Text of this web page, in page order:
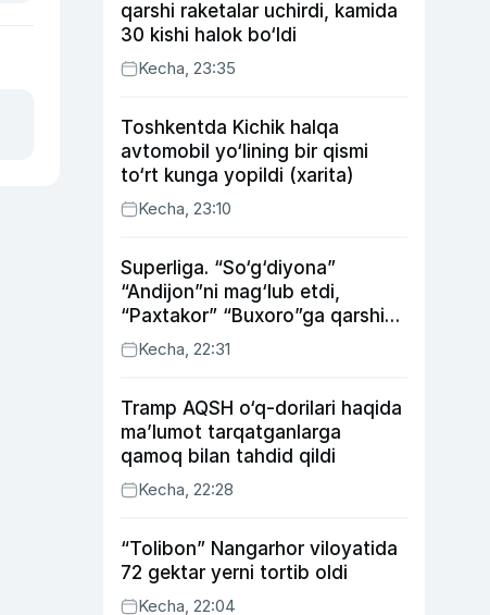
qarshi raketalar uchirdi, kamida
30 kishi halok bo‘ldi
Kecha, 23:35
Toshkentda Kichik halqa
avtomobil yo‘lining bir qismi
to‘rt kunga yopildi (xarita)
Kecha, 23:10
Superliga. “So‘g‘diyona”
“Andijon”ni mag‘lub etdi,
“Paxtakor” “Buxoro”ga qarshi
bahsda g‘alabani qo‘ldan
chiqardi
Kecha, 22:31
Tramp AQSH o‘q-dorilari haqida
ma’lumot tarqatganlarga
qamoq bilan tahdid qildi
Kecha, 22:28
“Tolibon” Nangarhor viloyatida
72 gektar yerni tortib oldi
Kecha, 22:04